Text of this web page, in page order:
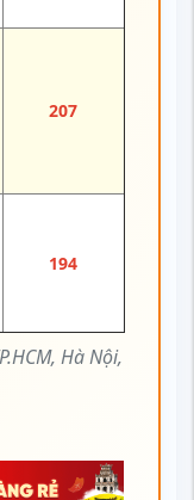
Hà Nội,
207
194